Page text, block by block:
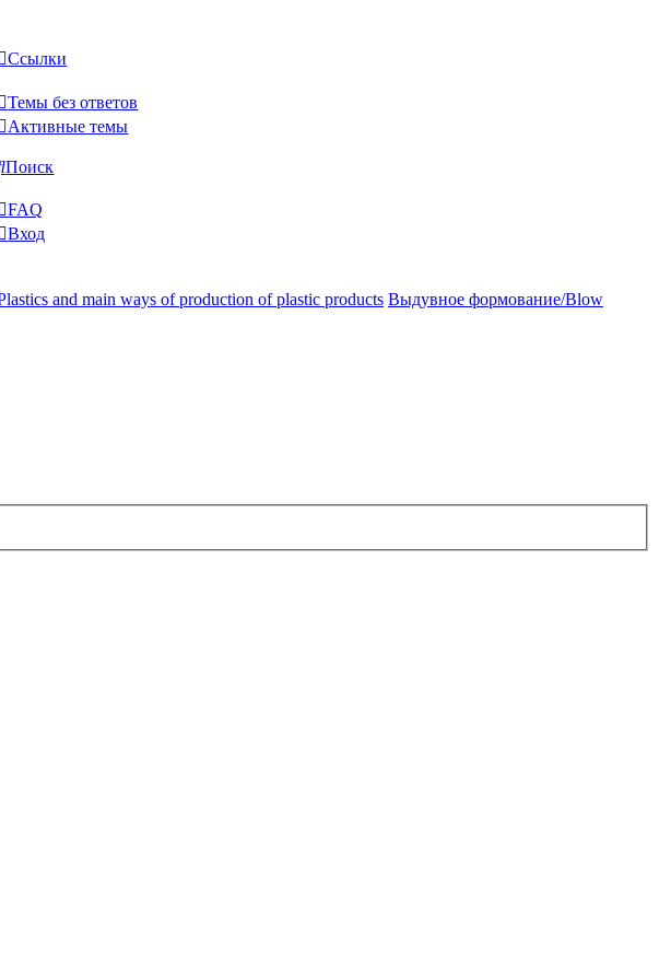
Ссылки
Темы без ответов
Активные темы
Поиск
FAQ
Вход
and main ways of production of plastic products Выдувное формование/Blow